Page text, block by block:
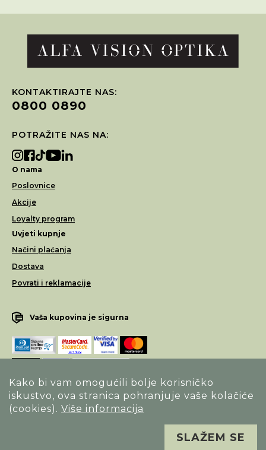
Kako bi vam omogućili bolje korisničko
iskustvo, ova stranica pohranjuje vaše kolačiće
(cookies). Više informacija
SLAŽEM SE
KONTAKTIRAJTE NAS:
0800 0890
POTRAŽITE NAS NA:
O nama
Poslovnice
Akcije
Loyalty program
Uvjeti kupnje
Načini plaćanja
Dostava
Povrati i reklamacije
Vaša kupovina je sigurna
Opći uvjeti poslovanja
Sva prava pridržana. Alfa Vision optika ©